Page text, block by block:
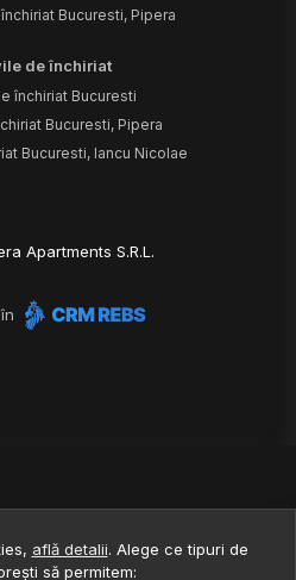
Bucuresti, Pipera
de închiriat
închiriat Bucuresti
Bucuresti, Pipera
Bucuresti, Iancu Nicolae
Apartments S.R.L.
află detalii. Alege ce tipuri de
să permitem: